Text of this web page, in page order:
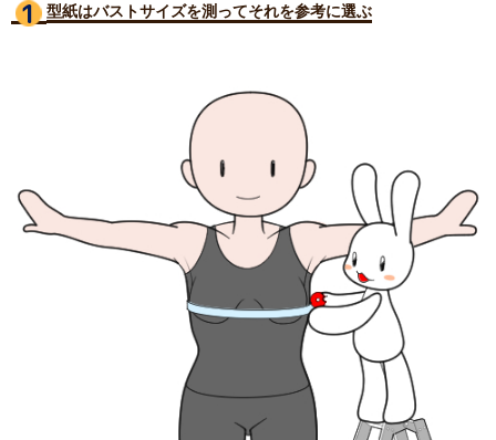
型紙はバストサイズを測ってそれを参考に選ぶ